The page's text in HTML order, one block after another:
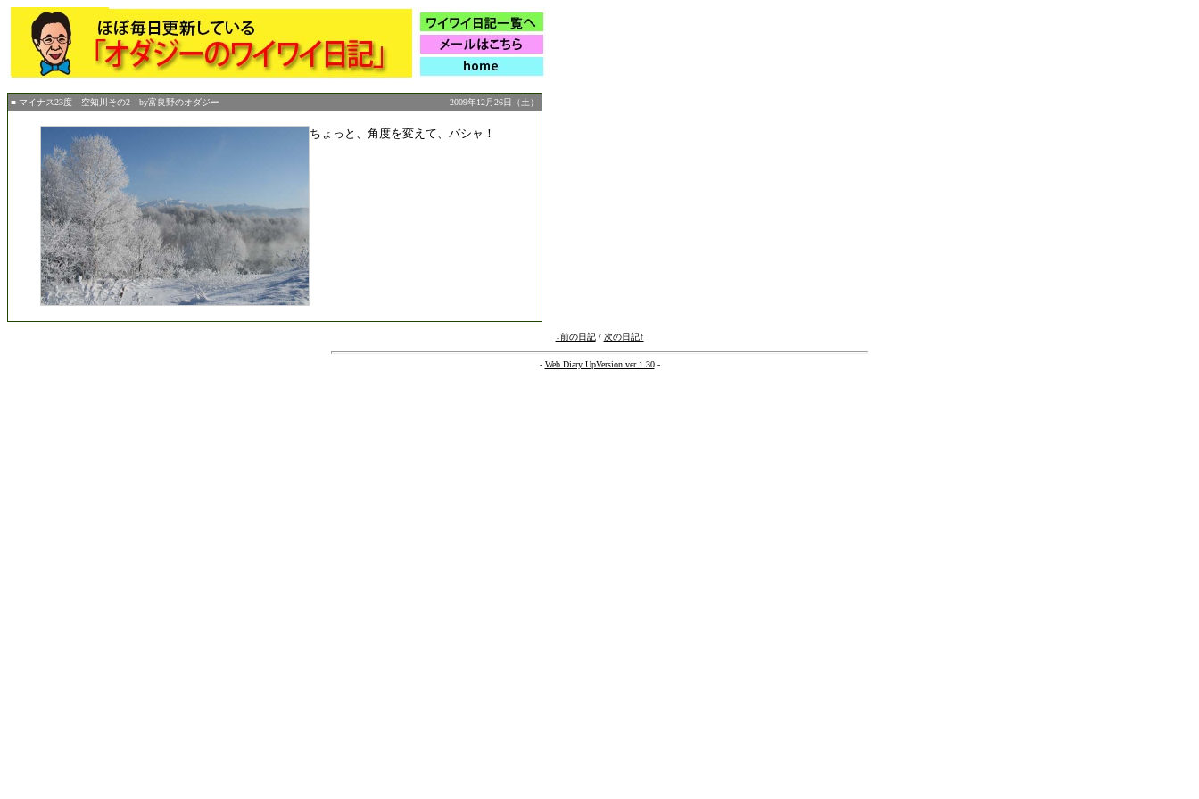
■ マイナス23度 空知川その2 by富良野のオダジー 2009年12月26日（土）
ちょっと、角度を変えて、バシャ！
↓前の日記/ 次の日記↑
- Web Diary UpVersion ver 1.30-